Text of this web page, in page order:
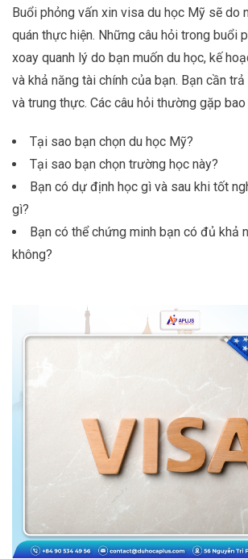
Buổi phỏng vấn xin visa du học Mỹ sẽ do
quán thực hiện. Những câu hỏi trong buổi
xoay quanh lý do bạn muốn du học, kế
và khả năng tài chính của bạn. Bạn cần
và trung thực. Các câu hỏi thường gặp bao
Tại sao bạn chọn du học Mỹ?
Tại sao bạn chọn trường học này?
Bạn có dự định học gì và sau khi tốt
gì?
Bạn có thể chứng minh bạn có đủ khả
không?